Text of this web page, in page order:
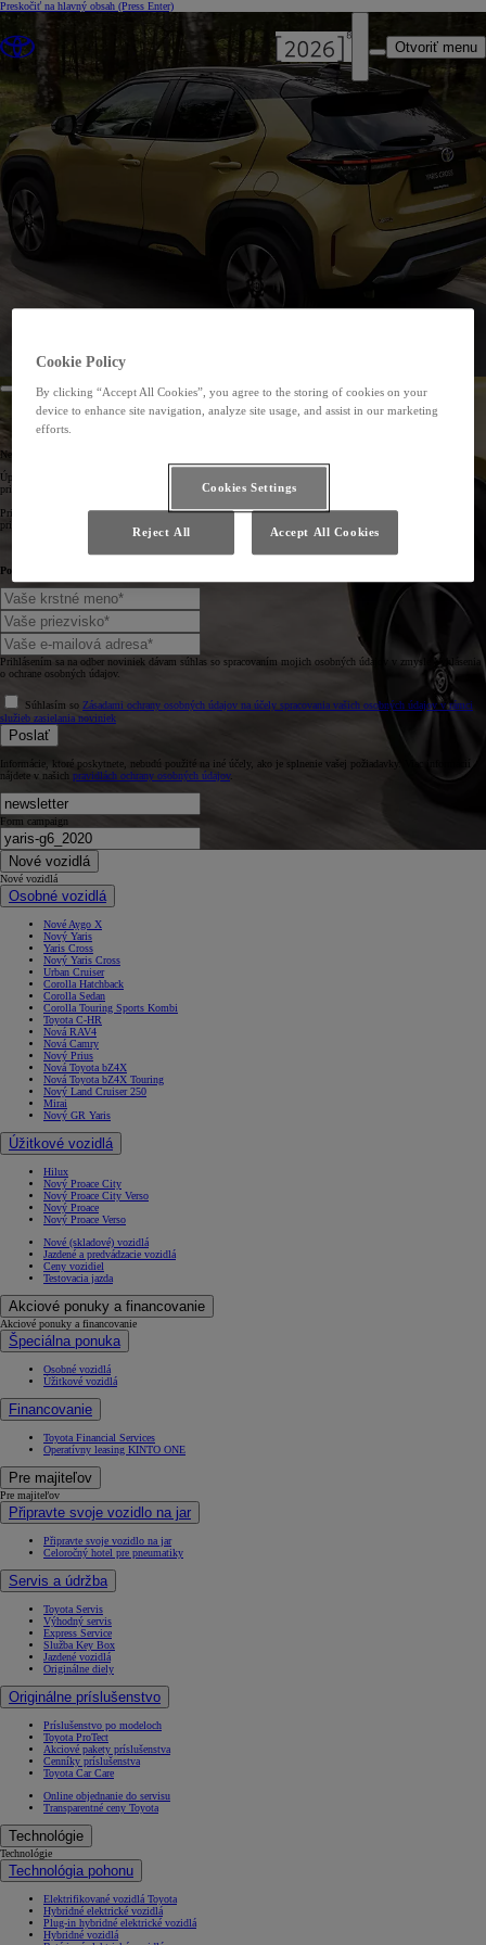
Preskočiť na hlavný obsah (Press Enter)
Otvoriť menu
Nechajte energiu plynúť.
Úplne nový Yaris Cross otvorí svoje dvere v lete 2021. Štýlové, dynamické a dokonale vyvážené vozidlo je
pripravené priniesť na cesty novú energiu.
Prihláste sa na odber newslettera pre náš úplne nový Yaris Cross a dostávajte najnovšie správy a aktualizácie
priamo na svoju e-mailovú adresu.
Povedzte nám niečo o sebe.
Prihlásením sa na odber noviniek dávam súhlas so spracovaním mojich osobných údajov v zmysle Vyhlásenia
o ochrane osobných údajov.
Súhlasím so Zásadami ochrany osobných údajov na účely spracovania vašich osobných údajov v rámci
služieb zasielania noviniek
Poslať
Informácie, ktoré poskytnete, nebudú použité na iné účely, ako je splnenie vašej požiadavky. Viac informácií
nájdete v našich pravidlách ochrany osobných údajov.
Form campaign
Nové vozidlá
Nové vozidlá
Osobné vozidlá
Nové Aygo X
Nový Yaris
Yaris Cross
Nový Yaris Cross
Urban Cruiser
Corolla Hatchback
Corolla Sedan
Corolla Touring Sports Kombi
Toyota C-HR
Nová RAV4
Nová Camry
Nový Prius
Nová Toyota bZ4X
Nová Toyota bZ4X Touring
Nový Land Cruiser 250
Mirai
Nový GR Yaris
Úžitkové vozidlá
Hilux
Nový Proace City
Nový Proace City Verso
Nový Proace
Nový Proace Verso
Nové (skladové) vozidlá
Jazdené a predvádzacie vozidlá
Ceny vozidiel
Testovacia jazda
Akciové ponuky a financovanie
Akciové ponuky a financovanie
Špeciálna ponuka
Osobné vozidlá
Úžitkové vozidlá
Financovanie
Toyota Financial Services
Operatívny leasing KINTO ONE
Pre majiteľov
Pre majiteľov
Připravte svoje vozidlo na jar
Připravte svoje vozidlo na jar
Celoročný hotel pre pneumatiky
Servis a údržba
Toyota Servis
Výhodný servis
Express Service
Služba Key Box
Jazdené vozidlá
Originálne diely
Originálne príslušenstvo
Príslušenstvo po modeloch
Toyota ProTect
Akciové pakety príslušenstva
Cenníky príslušenstva
Toyota Car Care
Online objednanie do servisu
Transparentné ceny Toyota
Technológie
Technológie
Technológia pohonu
Elektrifikované vozidlá Toyota
Hybridné elektrické vozidlá
Plug-in hybridné elektrické vozidlá
Hybridné vozidlá
Cookie Policy
By clicking “Accept All Cookies”, you agree to the storing of cookies on your
device to enhance site navigation, analyze site usage, and assist in our marketing
efforts.
Cookies Settings
Reject All Accept All Cookies